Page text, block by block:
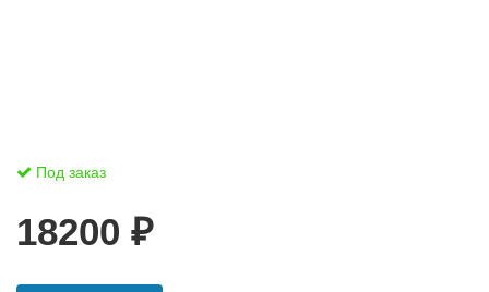
Под заказ
18200 ₽